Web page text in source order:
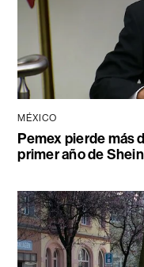
MÉXICO
Pemex pierde más
primer año de